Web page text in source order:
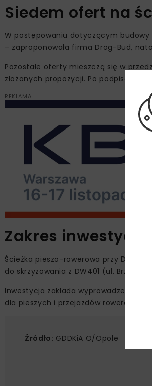
Siedem ofert na
W postępowaniu dotyczącym
– zaproponowała firma Drog-Bud,
Pozostałe oferty mieszczą się w
złożonych propozycji. Po podpisaniu
REKLAMA
Zakres inwestycji
Ścieżka pieszo-rowerowa przy DK94
do skrzyżowania z DW401 (ul. Brzeska
Inwestycja zakłada wyprowadzenie
dla pieszych i przejazdów rowerowych
Źródło: GDDKiA O/Opole